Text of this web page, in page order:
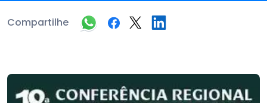
Compartilhe